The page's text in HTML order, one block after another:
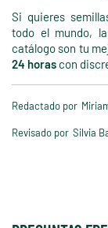
Si quieres
todo el mundo,
catálogo son tu
24 horas con
Redactado por
Revisado por Silvia